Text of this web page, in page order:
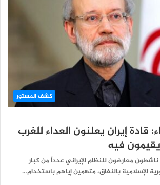
كشف المستور
قادة إيران يعلنون العداء للغرب
يقيمون فيه
معارضون للنظام الإيراني عدداً من كبار
الإسلامية بالنفاق، متهمين إياهم باستخدام…